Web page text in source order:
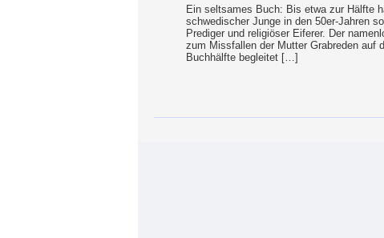
Ein seltsames Buch: Bis etwa zur Hälfte
schwedischer Junge in den 50er-Jahren
Prediger und religiöser Eiferer. Der
zum Missfallen der Mutter Grabreden auf
Buchhälfte begleitet […]